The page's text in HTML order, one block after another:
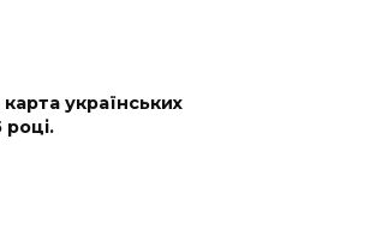
українських
році.